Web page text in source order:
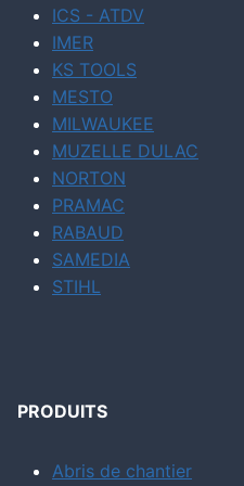
ICS - ATDV
IMER
KS TOOLS
MESTO
MILWAUKEE
MUZELLE DULAC
NORTON
PRAMAC
RABAUD
SAMEDIA
STIHL
PRODUITS
Abris de chantier